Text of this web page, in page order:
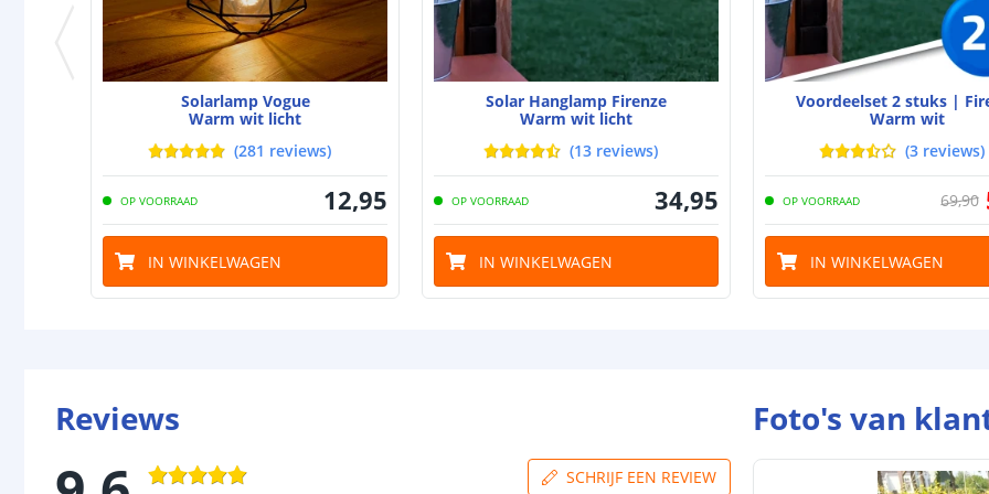
Batterij
Type batterij
Capaciteit
Aantal
Batterij
Laadtijd
Brandduur
Capaciteit
De meest
blog.
Solarlamp Vogue
Warm wit licht
(281 reviews)
OP VOORRAAD 12,95
IN WINKELWAGEN
Solar Hanglamp Firenze
Warm wit licht
(13 reviews)
OP VOORRAAD 34,95
IN WINKELWAGEN
Voordeelset 2 stuks |
Warm wit
(3 reviews)
OP VOORRAAD 69,90
IN WINKELWAGEN
Reviews
SCHRIJF EEN REVIEW
Foto's van